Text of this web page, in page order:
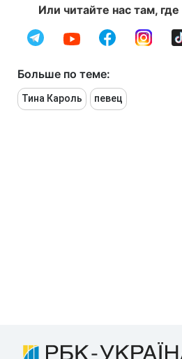
Или читайте нас там,
Больше по теме:
Тина Кароль певец